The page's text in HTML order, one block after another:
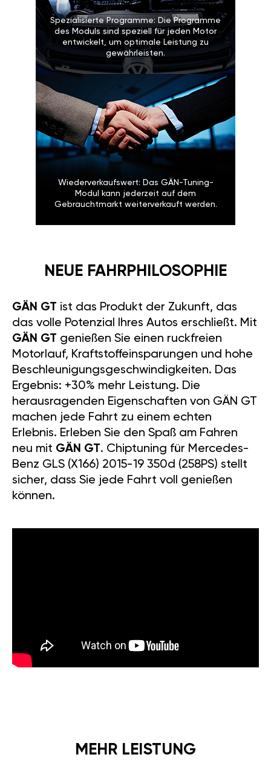
Spezialisierte Programme: Die Programme
des Moduls sind speziell für jeden Motor
entwickelt, um optimale Leistung zu
gewährleisten.
Wiederverkaufswert: Das GÄN-Tuning-
Modul kann jederzeit auf dem
Gebrauchtmarkt weiterverkauft werden.
NEUE FAHRPHILOSOPHIE
GÄN GT ist das Produkt der Zukunft, das
das volle Potenzial Ihres Autos erschließt. Mit
GÄN GT genießen Sie einen ruckfreien
Motorlauf, Kraftstoffeinsparungen und hohe
Beschleunigungsgeschwindigkeiten. Das
Ergebnis: +30% mehr Leistung. Die
herausragenden Eigenschaften von GÄN GT
machen jede Fahrt zu einem echten
Erlebnis. Erleben Sie den Spaß am Fahren
neu mit GÄN GT. Chiptuning für Mercedes-
Benz GLS (X166) 2015-19 350d (258PS) stellt
sicher, dass Sie jede Fahrt voll genießen
können.
MEHR LEISTUNG